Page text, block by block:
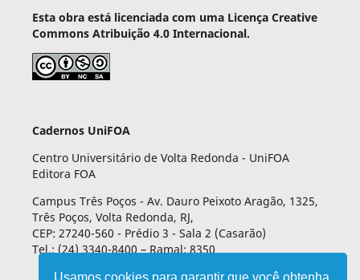
Usamos cookies para garantir que você obtenha
Esta obra está licenciada com uma Licença Creative
Commons Atribuição 4.0 Internacional.
Cadernos UniFOA
Centro Universitário de Volta Redonda - UniFOA
Editora FOA
Campus Três Poços - Av. Dauro Peixoto Aragão, 1325,
Três Poços, Volta Redonda, RJ,
CEP: 27240-560 - Prédio 3 - Sala 2 (Casarão)
Tel.: (24) 3340-8400 – Ramal: 8350